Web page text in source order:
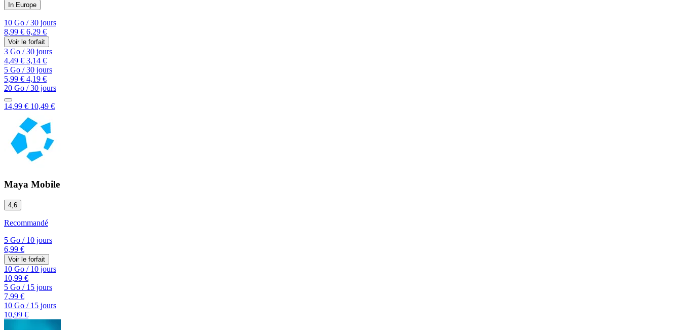
In Europe
10 Go /30 jours
8,99 € 6,29 €
Voir le forfait
3 Go /30 jours
4,49 € 3,14 €
5 Go /30 jours
5,99 € 4,19 €
20 Go /30 jours
14,99 € 10,49 €
Maya Mobile
4,6
Recommandé
5 Go /10 jours
6,99 €
Voir le forfait
10 Go /10 jours
10,99 €
5 Go /15 jours
7,99 €
10 Go /15 jours
10,99 €